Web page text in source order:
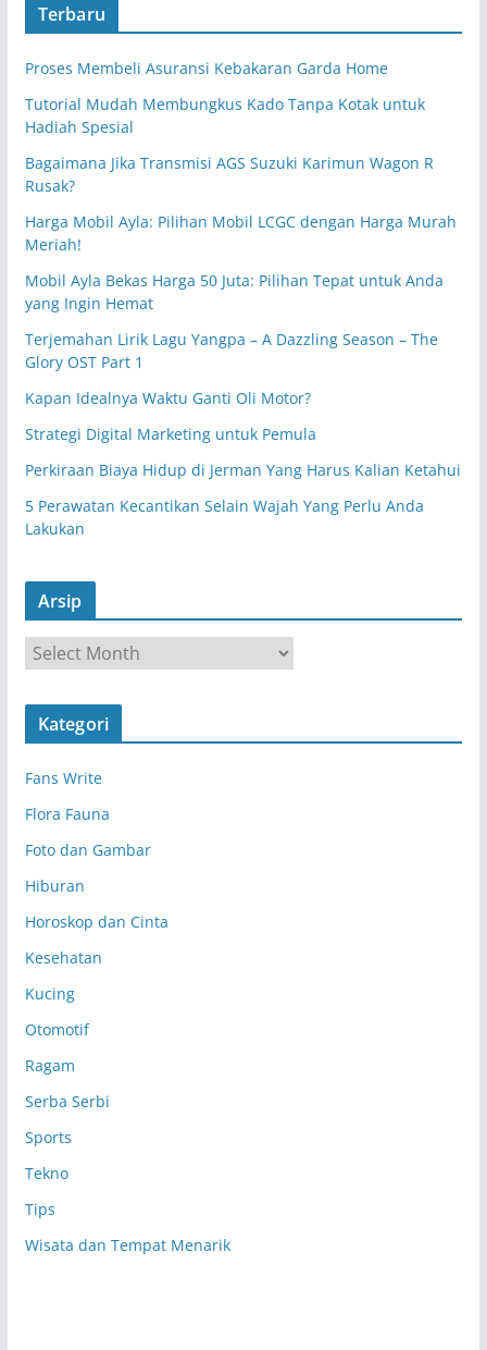
Terbaru
Proses Membeli Asuransi Kebakaran Garda Home
Tutorial Mudah Membungkus Kado Tanpa Kotak untuk
Hadiah Spesial
Bagaimana Jika Transmisi AGS Suzuki Karimun Wagon R
Rusak?
Harga Mobil Ayla: Pilihan Mobil LCGC dengan Harga Murah
Meriah!
Mobil Ayla Bekas Harga 50 Juta: Pilihan Tepat untuk Anda
yang Ingin Hemat
Terjemahan Lirik Lagu Yangpa – A Dazzling Season – The
Glory OST Part 1
Kapan Idealnya Waktu Ganti Oli Motor?
Strategi Digital Marketing untuk Pemula
Perkiraan Biaya Hidup di Jerman Yang Harus Kalian Ketahui
5 Perawatan Kecantikan Selain Wajah Yang Perlu Anda
Lakukan
Arsip
r
s
Kategori
Fans Write
Flora Fauna
Foto dan Gambar
Hiburan
Horoskop dan Cinta
Kesehatan
Kucing
Otomotif
Ragam
Serba Serbi
Sports
Tekno
Tips
Wisata dan Tempat Menarik